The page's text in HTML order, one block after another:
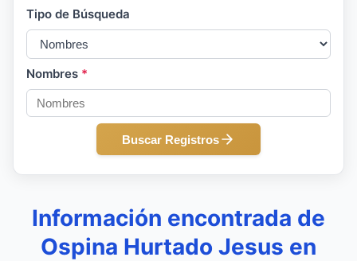
Tipo de Búsqueda
Nombres *
Buscar Registros
Información encontrada de
Ospina Hurtado Jesus en